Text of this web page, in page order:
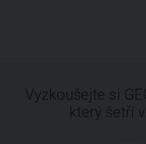
Vyzkoušejte si
který šetří